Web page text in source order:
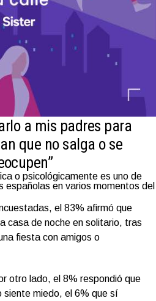
a mis padres para
que no salga o se
o psicológicamente es uno de
españolas en varios momentos del
el 83% afirmó que
casa de noche en solitario, tras
fiesta con amigos o
otro lado, el 8% respondió que
siente miedo, el 6% que sí